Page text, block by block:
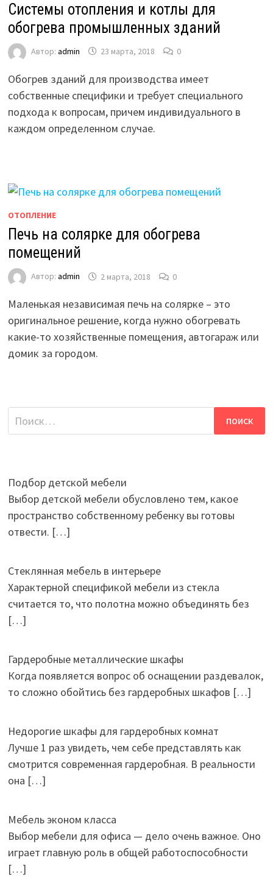
Системы отопления и котлы для
обогрева промышленных зданий
Автор: admin 23 марта, 2018 0
Обогрев зданий для производства имеет
собственные специфики и требует специального
подхода к вопросам, причем индивидуального в
каждом определенном случае.
ОТОПЛЕНИЕ
Печь на солярке для обогрева
помещений
Автор: admin 2 марта, 2018 0
Маленькая независимая печь на солярке – это
оригинальное решение, когда нужно обогревать
какие-то хозяйственные помещения, автогараж или
домик за городом.
Найти:
Подбор детской мебели
Выбор детской мебели обусловлено тем, какое
пространство собственному ребенку вы готовы
отвести. […]
Стеклянная мебель в интерьере
Характерной спецификой мебели из стекла
считается то, что полотна можно объединять без
[…]
Гардеробные металлические шкафы
Когда появляется вопрос об оснащении раздевалок,
то сложно обойтись без гардеробных шкафов […]
Недорогие шкафы для гардеробных комнат
Лучше 1 раз увидеть, чем себе представлять как
смотрится современная гардеробная. В реальности
она […]
Мебель эконом класса
Выбор мебели для офиса — дело очень важное. Оно
играет главную роль в общей работоспособности
[…]